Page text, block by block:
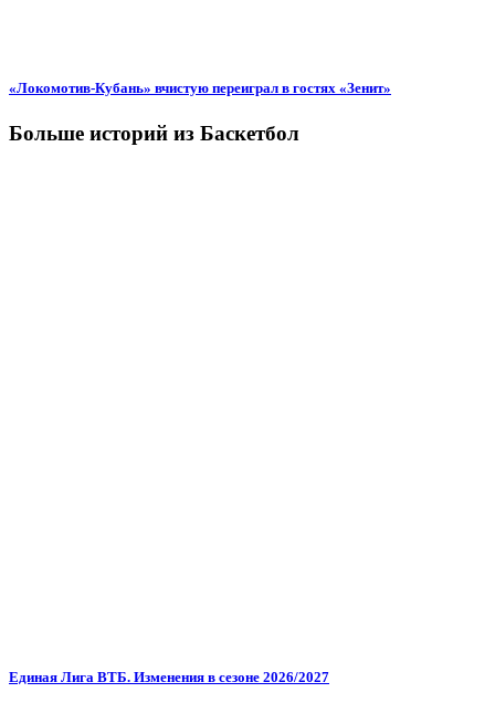
«Локомотив-Кубань» вчистую переиграл в гостях «Зенит»
Больше историй из Баскетбол
Единая Лига ВТБ. Изменения в сезоне 2026/2027